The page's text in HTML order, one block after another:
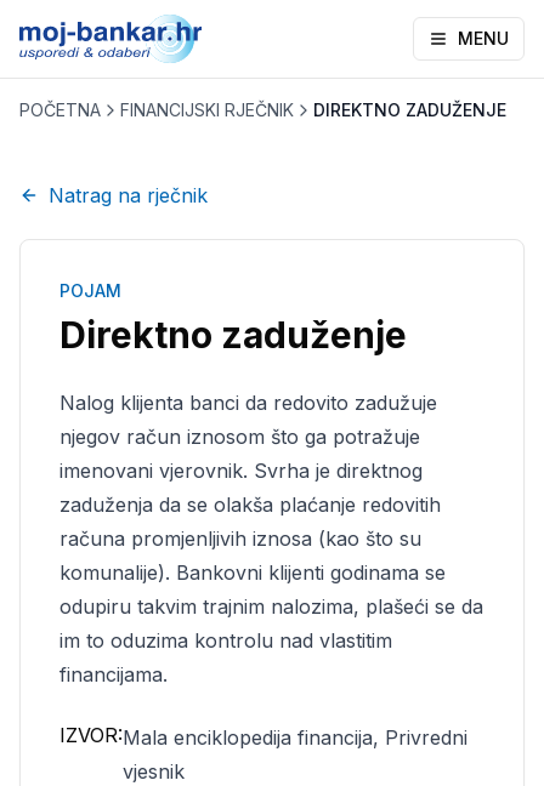
MENU
POČETNA FINANCIJSKI RJEČNIK DIREKTNO ZADUŽENJE
Natrag na rječnik
POJAM
Direktno zaduženje
Nalog klijenta banci da redovito zadužuje
njegov račun iznosom što ga potražuje
imenovani vjerovnik. Svrha je direktnog
zaduženja da se olakša plaćanje redovitih
računa promjenljivih iznosa (kao što su
komunalije). Bankovni klijenti godinama se
odupiru takvim trajnim nalozima, plašeći se da
im to oduzima kontrolu nad vlastitim
financijama.
IZVOR:Mala enciklopedija financija, Privredni
vjesnik